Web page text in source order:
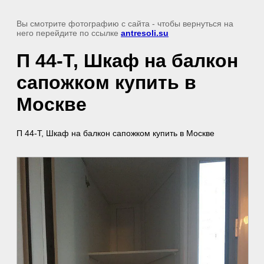
Вы смотрите фотографию с сайта - чтобы вернуться на
него перейдите по ссылке antresoli.su
П 44-Т, Шкаф на балкон
сапожком купить в
Москве
П 44-Т, Шкаф на балкон сапожком купить в Москве